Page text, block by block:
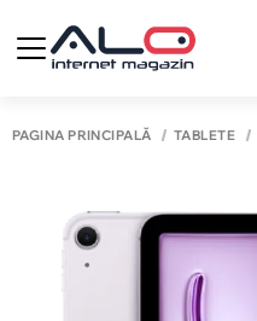
PAGINA PRINCIPALĂ TABLETE